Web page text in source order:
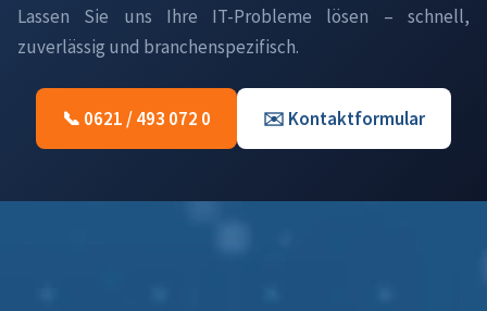
Lassen Sie uns Ihre IT-Probleme lösen – schnell,
zuverlässig und branchenspezifisch.
📞 0621 / 493 072 0 ✉️ Kontaktformular